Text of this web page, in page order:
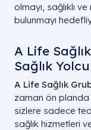
olmayı, sağlıklı
bulunmayı
A Life
Sağlık
A Life Sağlık
zaman ön
sizlere sadece
sağlık hizmetleri